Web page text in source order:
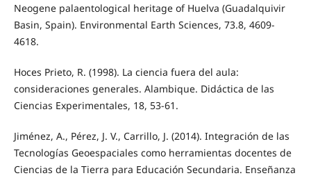
Neogene palaentological heritage of Huelva (Guadalquivir
Basin, Spain). Environmental Earth Sciences, 73.8, 4609-
4618.
Hoces Prieto, R. (1998). La ciencia fuera del aula:
consideraciones generales. Alambique. Didáctica de las
Ciencias Experimentales, 18, 53-61.
Jiménez, A., Pérez, J. V., Carrillo, J. (2014). Integración de las
Tecnologías Geoespaciales como herramientas docentes de
Ciencias de la Tierra para Educación Secundaria. Enseñanza